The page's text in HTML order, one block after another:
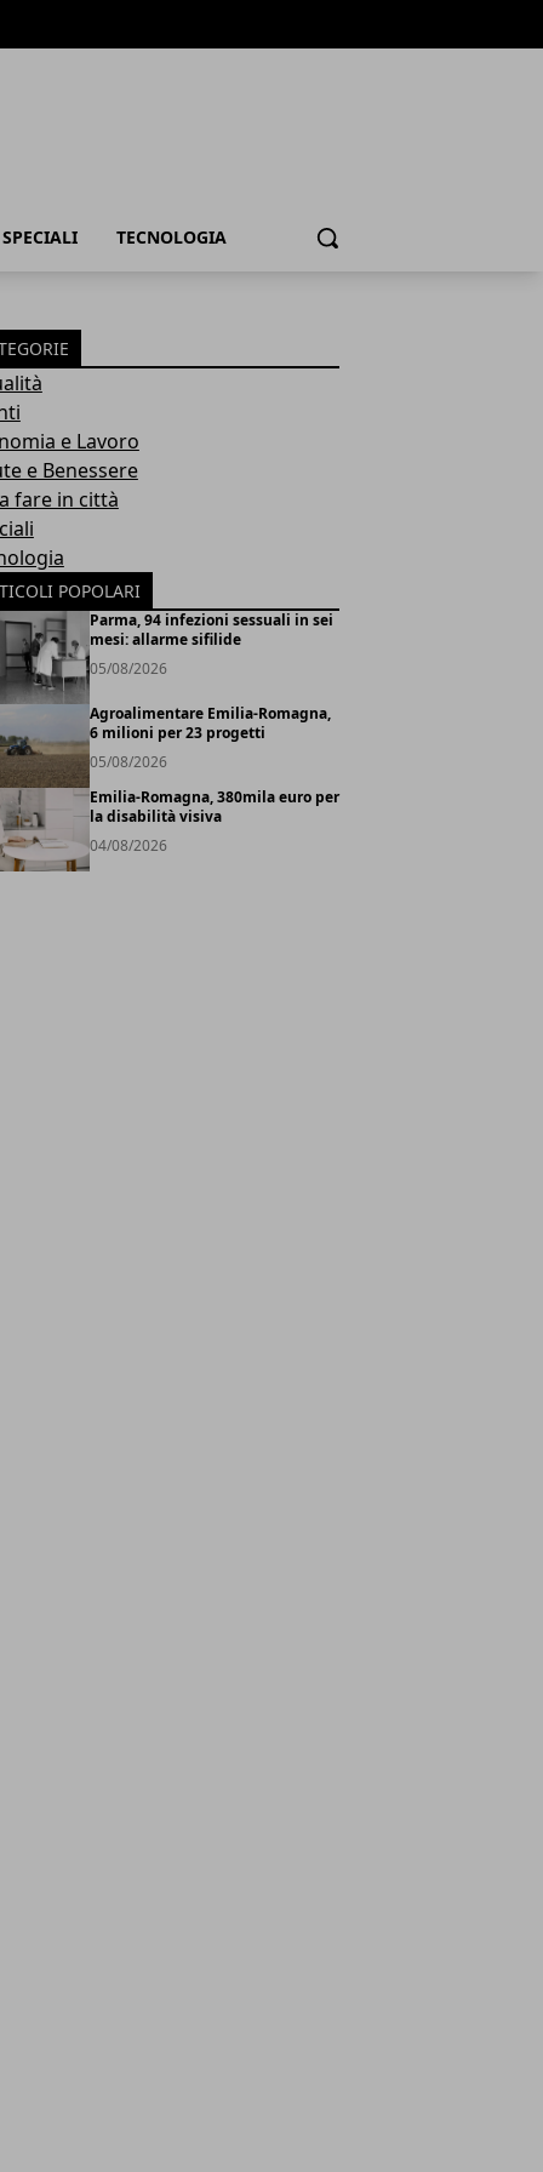
SPECIALI TECNOLOGIA Cerca
e Lavoro
e Benessere
fare in città
POPOLARI
Parma, 94 infezioni sessuali in sei
mesi: allarme sifilide
05/08/2026
Agroalimentare Emilia-Romagna,
6 milioni per 23 progetti
05/08/2026
Emilia-Romagna, 380mila euro per
la disabilità visiva
04/08/2026